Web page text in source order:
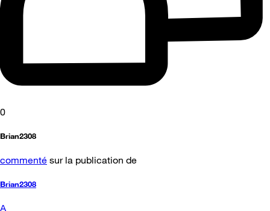
0
Brian2308
commenté sur la publication de
Brian2308
A